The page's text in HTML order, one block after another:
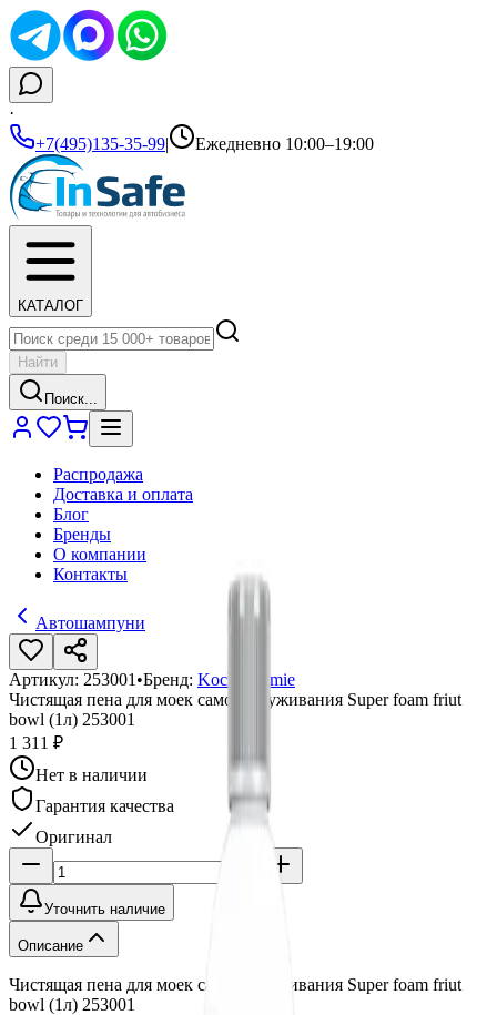
·
+7(495)135-35-99| Ежедневно 10:00–19:00
КАТАЛОГ
Найти
Поиск...
Распродажа
Доставка и оплата
Блог
Бренды
О компании
Контакты
Автошампуни
Артикул: 253001 •Бренд: Koch Chemie
Чистящая пена для моек самообслуживания Super foam friut
bowl (1л) 253001
1 311 ₽
Нет в наличии
Гарантия качества
Оригинал
Уточнить наличие
Описание
Чистящая пена для моек самообслуживания Super foam friut
bowl (1л) 253001